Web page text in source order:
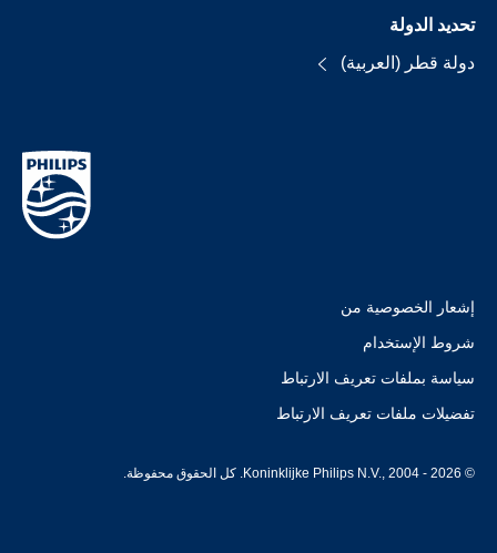
تحديد الدولة
دولة قطر (العربية)
إشعار الخصوصية من
شروط الإستخدام
سياسة بملفات تعريف الارتباط
تفضيلات ملفات تعريف الارتباط
© Koninklijke Philips N.V., 2004 - 2026. كل الحقوق محفوظة.